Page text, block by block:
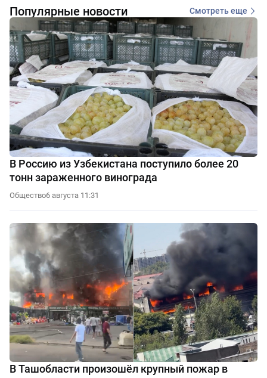
Популярные новости Смотреть еще
В Россию из Узбекистана поступило более 20
тонн зараженного винограда
Общество6 августа 11:31
В Ташобласти произошёл крупный пожар в